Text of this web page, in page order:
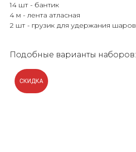
14 шт - бантик
4 м - лента атласная
2 шт - грузик для удержания шаров
Подобные варианты наборов:
СКИДКА